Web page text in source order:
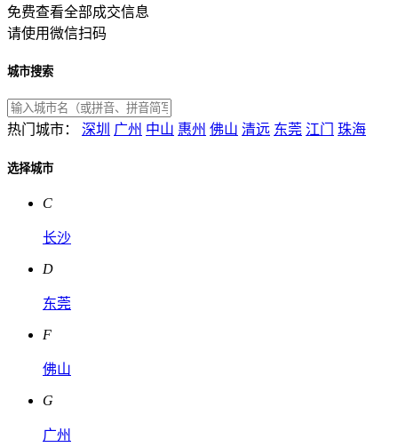
免费查看全部成交信息
请使用微信扫码
城市搜索
热门城市： 深圳 广州 中山 惠州 佛山 清远 东莞 江门 珠海
选择城市
C
长沙
D
东莞
F
佛山
G
广州